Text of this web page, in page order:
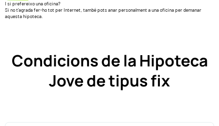
I si prefereixo una oficina?
Si no t’agrada fer-ho tot per Internet, també pots anar personalment a una oficina per demanar
aquesta hipoteca.
Condicions de la Hipoteca
Jove de tipus fix